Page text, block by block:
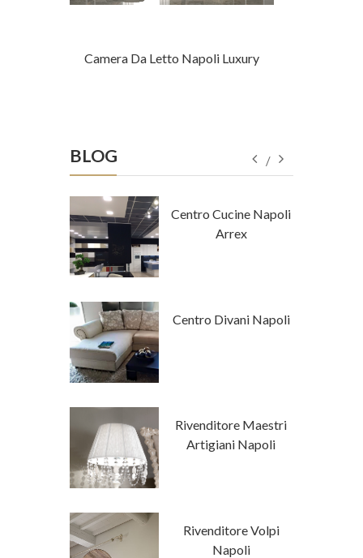
Camera Da Letto Napoli Luxury
BLOG
Centro Cucine Napoli
Arrex
Centro Divani Napoli
Rivenditore Maestri
Artigiani Napoli
Rivenditore Volpi
Napoli